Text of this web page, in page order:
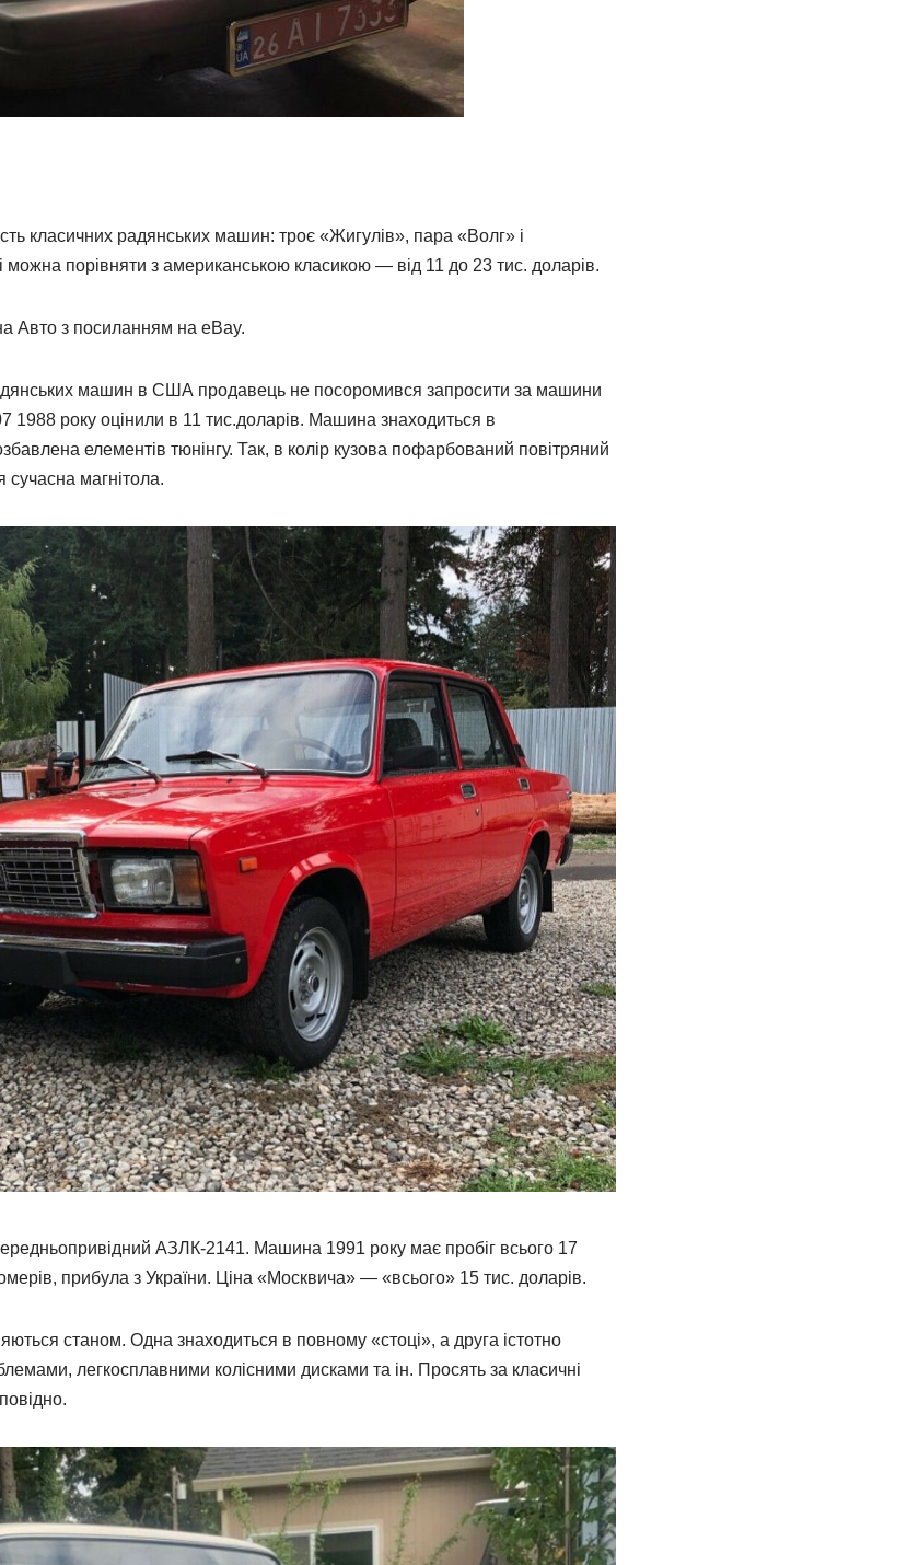
класичних радянських машин: троє «Жигулів», пара «Волг» і
можна порівняти з американською класикою — від 11 до 23 тис. доларів.
Авто з посиланням на eBay.
машин в США продавець не посоромився запросити за машини
1988 року оцінили в 11 тис.доларів. Машина знаходиться в
елементів тюнінгу. Так, в колір кузова пофарбований повітряний
сучасна магнітола.
АЗЛК-2141. Машина 1991 року має пробіг всього 17
прибула з України. Ціна «Москвича» — «всього» 15 тис. доларів.
станом. Одна знаходиться в повному «стоці», а друга істотно
легкосплавними колісними дисками та ін. Просять за класичні